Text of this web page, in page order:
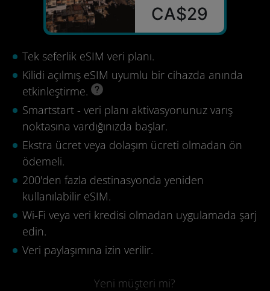
CA$29
Tek seferlik eSIM veri planı.
Kilidi açılmış eSIM uyumlu bir cihazda anında
etkinleştirme.
Smartstart - veri planı aktivasyonunuz varış
noktasına vardığınızda başlar.
Ekstra ücret veya dolaşım ücreti olmadan ön
ödemeli.
200'den fazla destinasyonda yeniden
kullanılabilir eSIM.
Wi-Fi veya veri kredisi olmadan uygulamada şarj
edin.
Veri paylaşımına izin verilir.
Yeni müşteri mi?